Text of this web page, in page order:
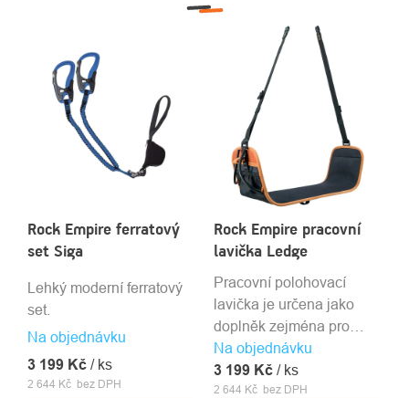
Rock Empire ferratový
set Siga
Na objednávku
2 644 Kč bez DPH
3 199 Kč / ks
Lehký moderní ferratový
set.
Rock Empire pracovní
lavička Ledge
Na objednávku
2 644 Kč bez DPH
3 199 Kč / ks
Pracovní polohovací
lavička je určena jako
doplněk zejména pro
práci ve visu.